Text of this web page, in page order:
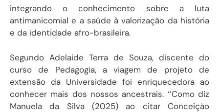
integrando o conhecimento sobre a luta
antimanicomial e a saúde à valorização da história
e da identidade afro-brasileira.
Segundo Adelaide Terra de Souza, discente do
curso de Pedagogia, a viagem de projeto de
extensão da Universidade foi enriquecedora ao
conhecer mais dos nossos ancestrais. ‘’Como diz
Manuela da Silva (2025) ao citar Conceição